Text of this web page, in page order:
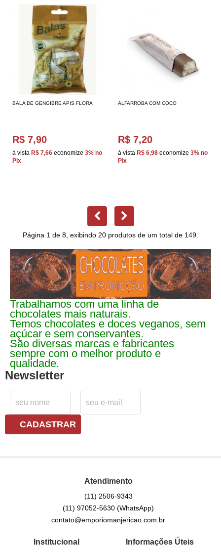
BALA DE GENGIBRE APIS FLORA
R$ 7,90
à vista R$ 7,66 economize 3% no
Pix
ALFARROBA COM COCO
R$ 7,20
à vista R$ 6,98 economize 3% no
Pix
Página 1 de 8, exibindo 20 produtos de um total de 149.
Trabalhamos com uma linha de
chocolates mais naturais.
Temos chocolates e doces veganos, sem
açúcar e sem conservantes.
São diversas marcas e fabricantes
sempre com o melhor produto e
qualidade.
Newsletter
CADASTRAR
Atendimento
(11) 2506-9343
(11) 97052-5630(WhatsApp)
contato@emporiomanjericao.com.br
Institucional Informações Úteis